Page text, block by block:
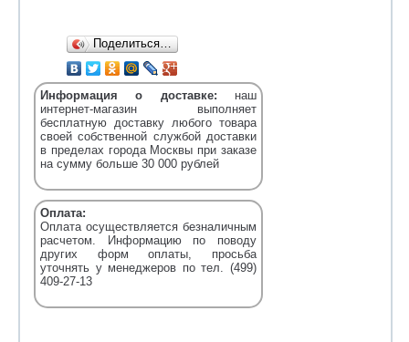
Поделиться…
Информация о доставке: наш
интернет-магазин выполняет
бесплатную доставку любого товара
своей собственной службой доставки
в пределах города Москвы при заказе
на сумму больше 30 000 рублей
Оплата:
Оплата осуществляется безналичным
расчетом. Информацию по поводу
других форм оплаты, просьба
уточнять у менеджеров по тел. (499)
409-27-13